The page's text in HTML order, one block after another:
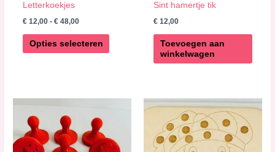
Letterkoekjes
€ 12,00 - € 48,00
Opties selecteren
Sint hamertje tik
€ 12,00
Toevoegen aan
winkelwagen